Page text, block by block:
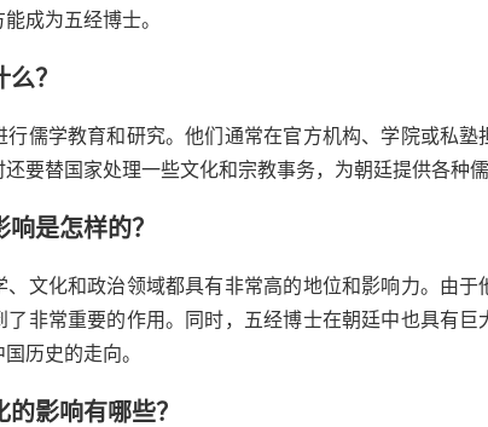
成为五经博士。
？
行儒学教育和研究。他们通常在官方机构、学院或私
要替国家处理一些文化和宗教事务，为朝廷提供各种
是怎样的？
、文化和政治领域都具有非常高的地位和影响力。由
了非常重要的作用。同时，五经博士在朝廷中也具有巨
历史的走向。
影响有哪些？